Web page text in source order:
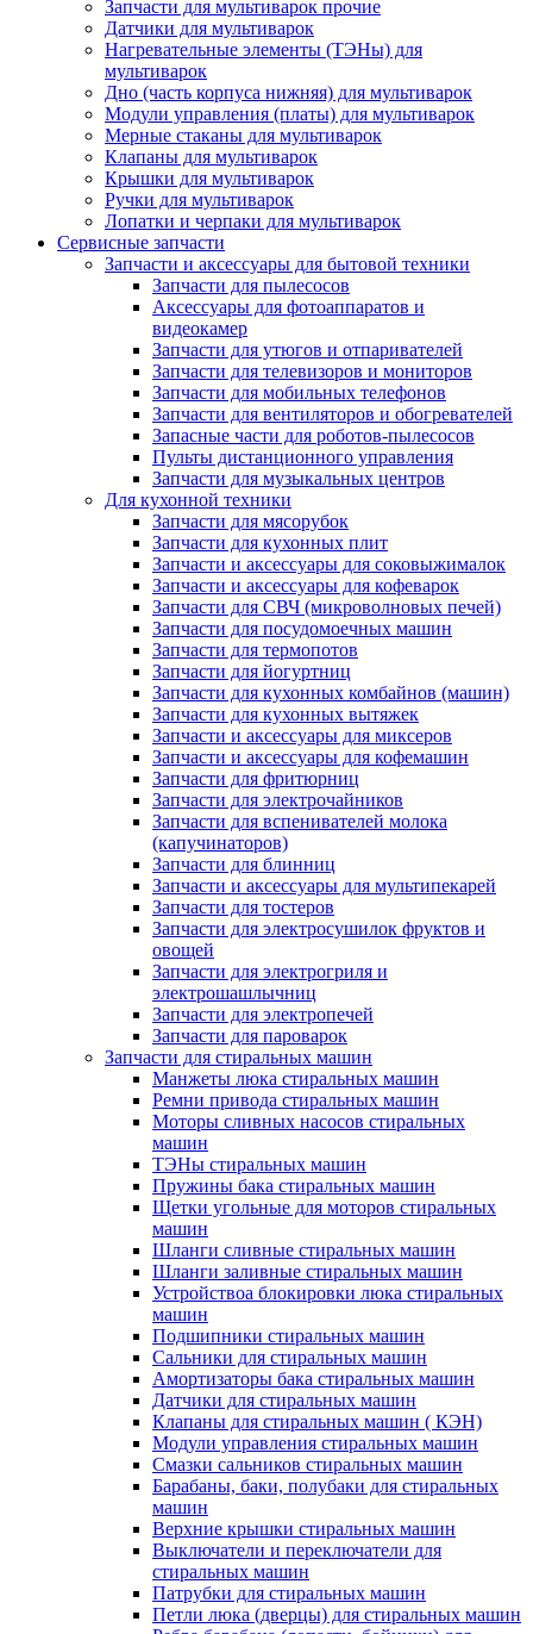
Запчасти для мультиварок прочие
Датчики для мультиварок
Нагревательные элементы (ТЭНы) для
мультиварок
Дно (часть корпуса нижняя) для мультиварок
Модули управления (платы) для мультиварок
Мерные стаканы для мультиварок
Клапаны для мультиварок
Крышки для мультиварок
Ручки для мультиварок
Лопатки и черпаки для мультиварок
Сервисные запчасти
Запчасти и аксессуары для бытовой техники
Запчасти для пылесосов
Аксессуары для фотоаппаратов и
видеокамер
Запчасти для утюгов и отпаривателей
Запчасти для телевизоров и мониторов
Запчасти для мобильных телефонов
Запчасти для вентиляторов и обогревателей
Запасные части для роботов-пылесосов
Пульты дистанционного управления
Запчасти для музыкальных центров
Для кухонной техники
Запчасти для мясорубок
Запчасти для кухонных плит
Запчасти и аксессуары для соковыжималок
Запчасти и аксессуары для кофеварок
Запчасти для СВЧ (микроволновых печей)
Запчасти для посудомоечных машин
Запчасти для термопотов
Запчасти для йогуртниц
Запчасти для кухонных комбайнов (машин)
Запчасти для кухонных вытяжек
Запчасти и аксессуары для миксеров
Запчасти и аксессуары для кофемашин
Запчасти для фритюрниц
Запчасти для электрочайников
Запчасти для вспенивателей молока
(капучинаторов)
Запчасти для блинниц
Запчасти и аксессуары для мультипекарей
Запчасти для тостеров
Запчасти для электросушилок фруктов и
овощей
Запчасти для электрогриля и
электрошашлычниц
Запчасти для электропечей
Запчасти для пароварок
Запчасти для стиральных машин
Манжеты люка стиральных машин
Ремни привода стиральных машин
Моторы сливных насосов стиральных
машин
ТЭНы стиральных машин
Пружины бака стиральных машин
Щетки угольные для моторов стиральных
машин
Шланги сливные стиральных машин
Шланги заливные стиральных машин
Устройствоа блокировки люка стиральных
машин
Подшипники стиральных машин
Сальники для стиральных машин
Амортизаторы бака стиральных машин
Датчики для стиральных машин
Клапаны для стиральных машин ( КЭН)
Модули управления стиральных машин
Смазки сальников стиральных машин
Барабаны, баки, полубаки для стиральных
машин
Верхние крышки стиральных машин
Выключатели и переключатели для
стиральных машин
Патрубки для стиральных машин
Петли люка (дверцы) для стиральных машин